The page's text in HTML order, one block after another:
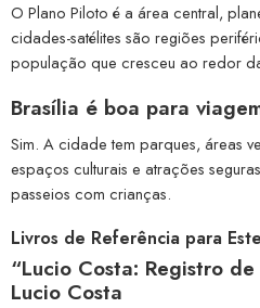
O Plano Piloto é a área central,
cidades-satélites são regiões
população que cresceu ao redor
Brasília é boa para
Sim. A cidade tem parques, áreas
espaços culturais e atrações
passeios com crianças.
Livros de Referência para
“Lucio Costa: Registro
Lucio Costa